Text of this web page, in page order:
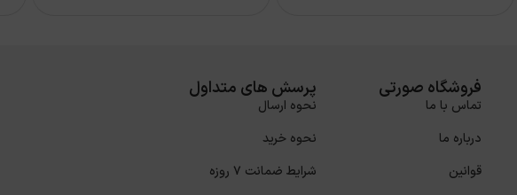
فروشگاه صورتی
تماس با ما
درباره ما
قوانین
پرسش های متداول
نحوه ارسال
نحوه خرید
شرایط ضمانت 7 روزه